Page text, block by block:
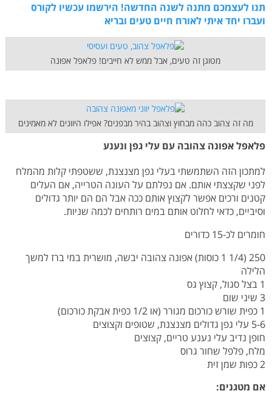
תנו לעצמכם מתנה לשנה החדשה! הירשמו עכשיו לקורס
ועברו יחד איתי לאורח חיים טעים ובריא
מטוגן זה טעים, אבל ממש לא חייבים! פלאפל אפונה
מה זה צהוב כהה מבחוץ וצהוב בהיר מבפנים? אפילו היוונים לא מאמינים
פלאפל אפונה צהובה עם עלי גפן ונענע
למתכון הזה השתמשתי בעלי גפן מצנצנת, ששטפתי קלות מהמלח
לפני שקצצתי אותם. אם נפלתם על העונה הטרייה, אם העלים
קטנים ורכים אפשר לקצוץ אותם ככה אבל הם הם יותר גדולים
וסיביים, כדאי לחלוט אותם במים רותחים לכמה שניות.
חומרים לכ-15 כדורים
250 (1/4 1 כוסות) אפונה צהובה יבשה, מושרית במי ברז למשך
הלילה
1 בצל סגול, קצוץ גס
3 שיני שום
1 כפית שורש כורכום מגורר (או 1/2 כפית אבקת כורכום)
5-6 עלי גפן גדולים מצנצנת, שטופים וקצוצים
חופן נדיב עלי נענע טריים, קצוצים
מלח, פלפל שחור גרוס
2 כפות שמן זית
אם מטגנים: